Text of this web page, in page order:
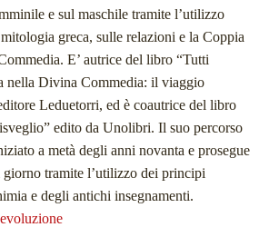
e sul maschile tramite l’utilizzo
greca, sulle relazioni e la Coppia
E’ autrice del libro “Tutti
nella Divina Commedia: il viaggio
Leduetorri, ed è coautrice del libro
edito da Unolibri. Il suo percorso
a metà degli anni novanta e prosegue
tramite l’utilizzo dei principi
e degli antichi insegnamenti.